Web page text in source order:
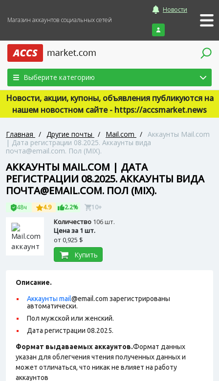
Магазин аккаунтов социальных сетей
Новости
Войти
Выберите категорию
Новости, акции, купоны, объявления публикуются на
нашем новостном сайте - https://accsmarket.news
Главная / Другие почты / Mail.com / Аккаунты Mail.com
| Дата регистрации 08.2025. Аккаунты вида
почта@email.com. Пол (MIX).
АККАУНТЫ MAIL.COM | ДАТА
РЕГИСТРАЦИИ 08.2025. АККАУНТЫ ВИДА
ПОЧТА@EMAIL.COM. ПОЛ (MIX).
48ч 4.9 2.2% 10+
Количество 106 шт.
Цена за 1 шт.
от0,925 $
Купить
Описание.
Аккаунты mail@email.com зарегистрированы
автоматически.
Пол мужской или женский.
Дата регистрации 08.2025.
Формат выдаваемых аккаунтов.Формат данных
указан для облегчения чтения полученных данных и
может отличаться, что никак не влияет на работу
аккаунтов